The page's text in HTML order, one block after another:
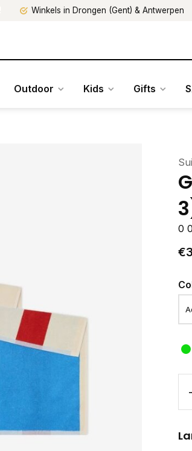
Winkels in Drongen (Gent) & Antwerpen
Outdoor Kids Gifts
0 0
-